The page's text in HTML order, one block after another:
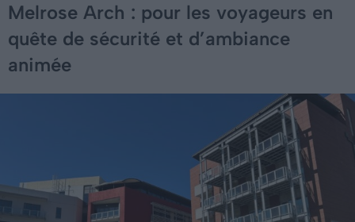
Melrose Arch : pour les voyageurs en
quête de sécurité et d’ambiance
animée